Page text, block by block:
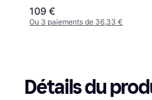
109 €
Ou 3 paiements de 36,33 €
Détails du